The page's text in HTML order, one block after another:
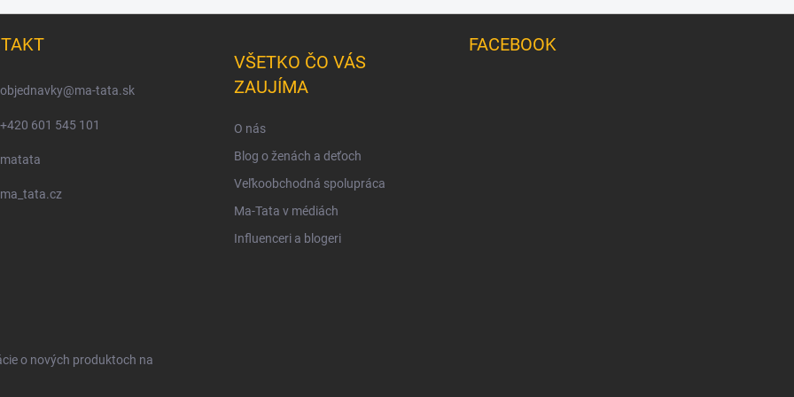
objednavky@ma-tata.sk
+420 601 545 101
matata
ma_tata.cz
VŠETKO ČO VÁS
ZAUJÍMA
O nás
Blog o ženách a deťoch
Veľkoobchodná spolupráca
Ma-Tata v médiách
Influenceri a blogeri
FACEBOOK
o nových produktoch na